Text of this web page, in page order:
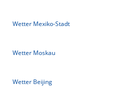
Wetter Mexiko-Stadt
Wetter Moskau
Wetter Beijing